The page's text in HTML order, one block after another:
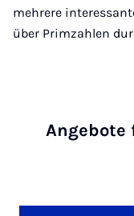
mehrere
über Primzahlen
Angebote